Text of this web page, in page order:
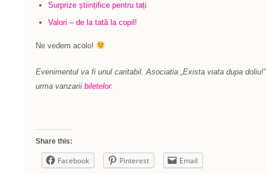
Surprize științifice pentru tați
Valori – de la tată la copil!
Ne vedem acolo!
Evenimentul va fi unul caritabil. Asociatia „Exista viata dupa
urma vanzarii biletelor.
Share this:
Facebook Pinterest Email